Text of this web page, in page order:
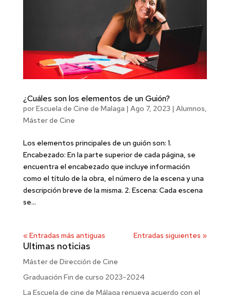
¿Cuáles son los elementos de un Guión?
porEscuela de Cine de Malaga | Ago 7, 2023 | Alumnos,
Máster de Cine
Los elementos principales de un guión son: 1.
Encabezado: En la parte superior de cada página, se
encuentra el encabezado que incluye información
como el título de la obra, el número de la escena y una
descripción breve de la misma. 2. Escena: Cada escena
se...
« Entradas más antiguas Entradas siguientes »
Ultimas noticias
Máster de Dirección de Cine
Graduación Fin de curso 2023-2024
La Escuela de cine de Málaga renueva acuerdo con el